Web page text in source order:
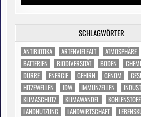
SCHLAGWÖRTER
ANTIBIOTIKA ARTENVIELFALT ATMOSPHÄRE
BATTERIEN
BIODIVERSITÄT BODEN
DÜRRE
ENERGIE GEHIRN GENOM
HITZEWELLEN
IDW IMMUNZELLEN
KLIMASCHUTZ
KLIMAWANDEL
KOHLENSTOFF
LANDNUTZUNG
LANDWIRTSCHAFT